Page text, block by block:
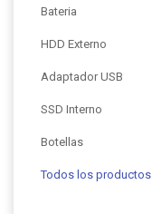
Bateria
HDD Externo
Adaptador USB
SSD Interno
Botellas
Todos los productos